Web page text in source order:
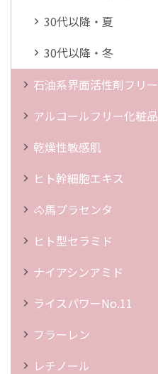
30代以降・夏
30代以降・冬
石油系界面活性剤フリー
アルコールフリー化粧品
乾燥性敏感肌
ヒト幹細胞エキス
🐴馬プラセンタ
ヒト型セラミド
ナイアシンアミド
ライスパワーNo.11
フラーレン
レチノール